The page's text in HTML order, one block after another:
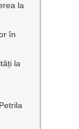
la
în
la